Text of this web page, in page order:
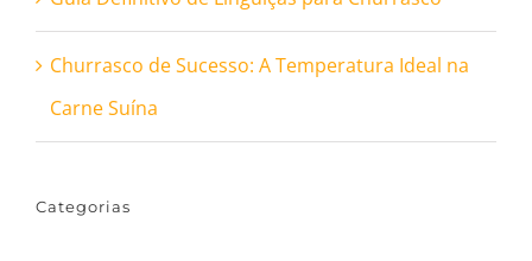
Churrasco de Sucesso: A Temperatura Ideal na
Carne Suína
Categorias